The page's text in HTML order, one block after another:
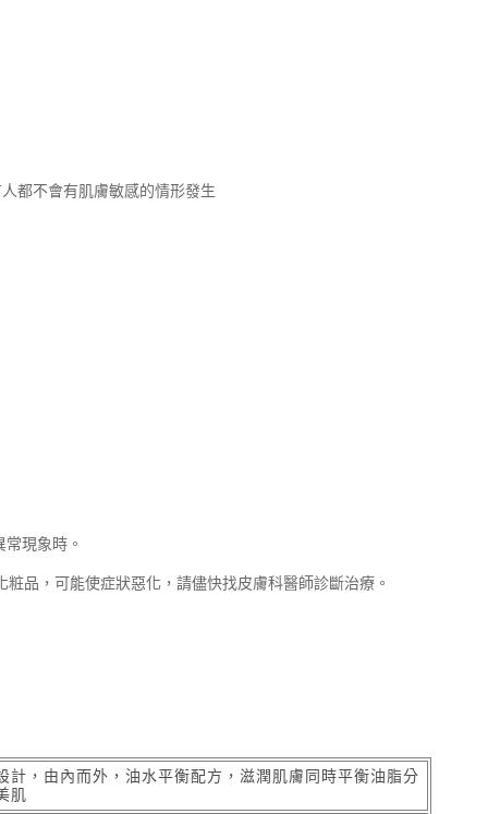
都不會有肌膚敏感的情形發生
現象時。
品，可能使症狀惡化，請儘快找皮膚科醫師診斷治療。
計，由內而外，油水平衡配方，滋潤肌膚同時平衡油脂分
肌